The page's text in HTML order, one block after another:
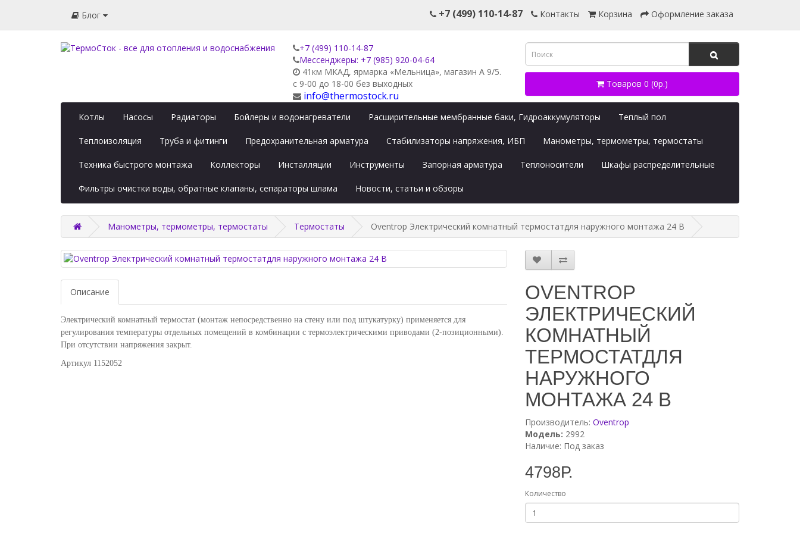
Блог +7 (499) 110-14-87 Контакты Корзина Оформление заказа
+7 (499) 110-14-87
Мессенджеры: +7 (985) 920-04-64
41км МКАД, ярмарка «Мельница», магазин А 9/5.
с 9-00 до 18-00 без выходных
info@thermostock.ru
Товаров 0 (0р.)
Котлы Насосы Радиаторы Бойлеры и водонагреватели Расширительные мембранные баки, Гидроаккумуляторы Теплый пол
Теплоизоляция Труба и фитинги Предохранительная арматура Стабилизаторы напряжения, ИБП Манометры, термометры, термостаты
Техника быстрого монтажа Коллекторы Инсталляции Инструменты Запорная арматура Теплоносители Шкафы распределительные
Фильтры очистки воды, обратные клапаны, сепараторы шлама Новости, статьи и обзоры
Манометры, термометры, термостаты Термостаты Oventrop Электрический комнатный термостатдля наружного монтажа 24 В
Описание
Электрический комнатный термостат (монтаж непосредственно на стену или под штукатурку) применяется для
регулирования температуры отдельных помещений в комбинации с термоэлектрическими приводами (2-позиционными).
При отсутствии напряжения закрыт.
Артикул 1152052
OVENTROP
ЭЛЕКТРИЧЕСКИЙ
КОМНАТНЫЙ
ТЕРМОСТАТДЛЯ
НАРУЖНОГО
МОНТАЖА 24 В
Производитель: Oventrop
Модель: 2992
Наличие: Под заказ
4798Р.
Количество